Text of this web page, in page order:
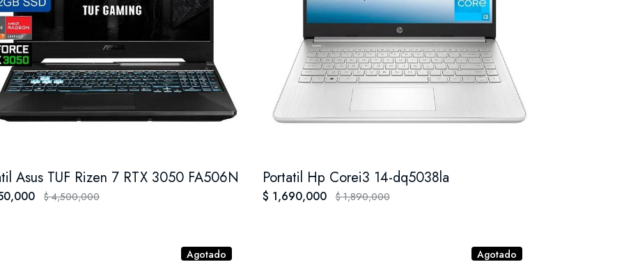
Asus TUF Rizen 7 RTX 3050 FA506N
$ 4,500,000
Portatil Hp Corei3 14-dq5038la
$ 1,690,000 $ 1,890,000
Agotado Agotado